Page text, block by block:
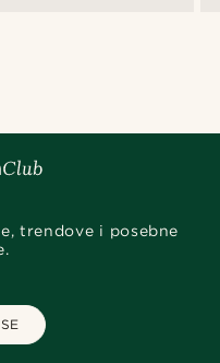
trendove i posebne